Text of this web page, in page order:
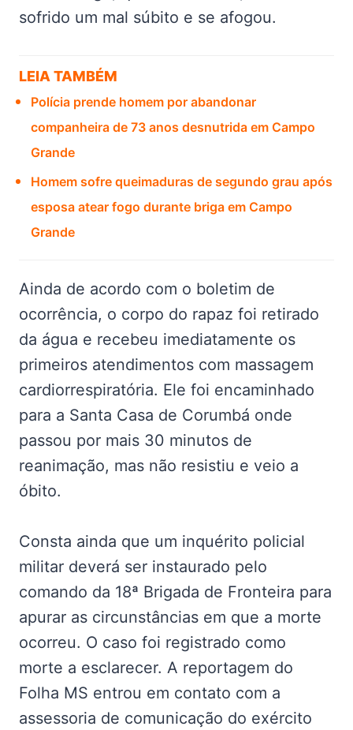
sofrido um mal súbito e se afogou.
LEIA TAMBÉM
Polícia prende homem por abandonar
companheira de 73 anos desnutrida em Campo
Grande
Homem sofre queimaduras de segundo grau após
esposa atear fogo durante briga em Campo
Grande
Ainda de acordo com o boletim de
ocorrência, o corpo do rapaz foi retirado
da água e recebeu imediatamente os
primeiros atendimentos com massagem
cardiorrespiratória. Ele foi encaminhado
para a Santa Casa de Corumbá onde
passou por mais 30 minutos de
reanimação, mas não resistiu e veio a
óbito.
Consta ainda que um inquérito policial
militar deverá ser instaurado pelo
comando da 18ª Brigada de Fronteira para
apurar as circunstâncias em que a morte
ocorreu. O caso foi registrado como
morte a esclarecer. A reportagem do
Folha MS entrou em contato com a
assessoria de comunicação do exército